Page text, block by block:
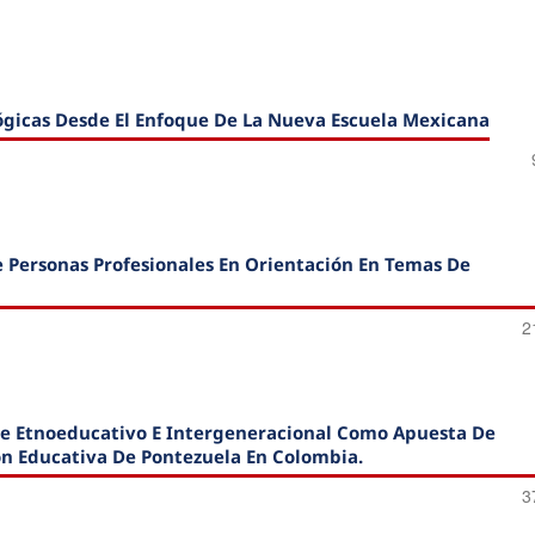
Desde El Enfoque De La Nueva Escuela Mexicana
Profesionales En Orientación En Temas De
E Intergeneracional Como Apuesta De
Educativa De Pontezuela En Colombia.